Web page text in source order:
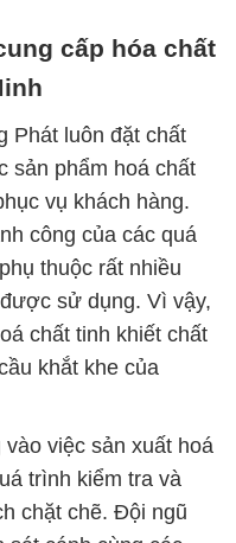
cấp hóa chất
Phát luôn đặt chất
sản phẩm hoá chất
vụ khách hàng.
công của các quá
thuộc rất nhiều
sử dụng. Vì vậy,
chất tinh khiết chất
khắt khe của
việc sản xuất hoá
trình kiểm tra và
chặt chẽ. Đội ngũ